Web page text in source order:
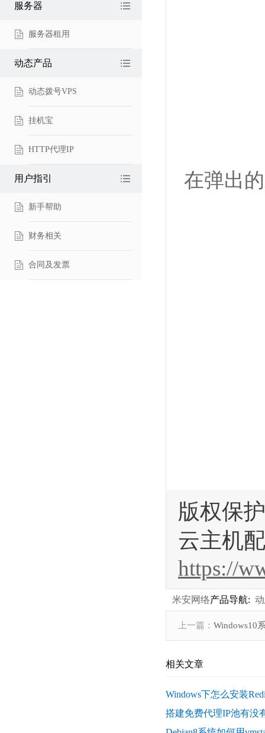
服务器
服务器租用
动态产品
动态拨号VPS
挂机宝
HTTP代理IP
用户指引
新手帮助
财务相关
合同及发票
在弹出
版权保
云主机
https://
米安网络产品导航:
上一篇： Windows10
相关文章
Windows下怎么安装
搭建免费代理IP池有没